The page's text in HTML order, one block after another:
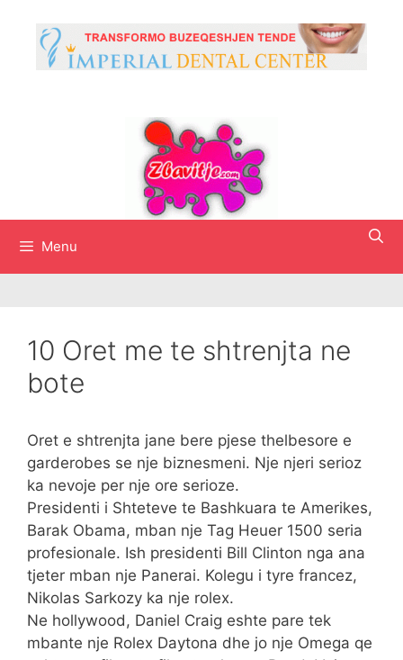
content
Menu
10 Oret me te shtrenjta ne
bote
Oret e shtrenjta jane bere pjese thelbesore e
garderobes se nje biznesmeni. Nje njeri serioz
ka nevoje per nje ore serioze.
Presidenti i Shteteve te Bashkuara te Amerikes,
Barak Obama, mban nje Tag Heuer 1500 seria
profesionale. Ish presidenti Bill Clinton nga ana
tjeter mban nje Panerai. Kolegu i tyre francez,
Nikolas Sarkozy ka nje rolex.
Ne hollywood, Daniel Craig eshte pare tek
mbante nje Rolex Daytona dhe jo nje Omega qe